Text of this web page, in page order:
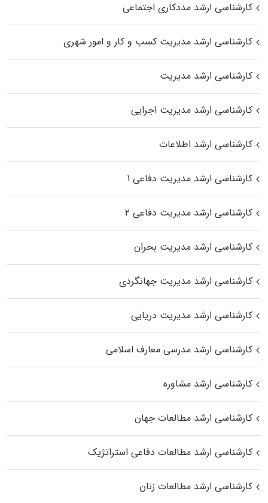
کارشناسی ارشد مددکاری اجتماعی
کارشناسی ارشد مدیریت کسب و کار و امور شهری
کارشناسی ارشد مدیریت
کارشناسی ارشد مدیریت اجرایی
کارشناسی ارشد اطلاعات
کارشناسی ارشد مدیریت دفاعی ۱
کارشناسی ارشد مدیریت دفاعی ۲
کارشناسی ارشد مدیریت بحران
کارشناسی ارشد مدیریت جهانگردی
کارشناسی ارشد مدیریت دریایی
کارشناسی ارشد مدرسی معارف اسلامی
کارشناسی ارشد مشاوره
کارشناسی ارشد مطالعات جهان
کارشناسی ارشد مطالعات دفاعی استراتژیک
کارشناسی ارشد مطالعات زنان